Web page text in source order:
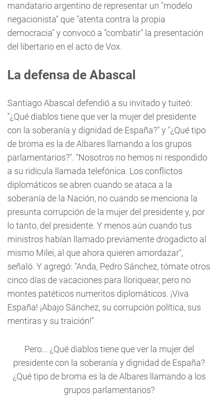
mandatario argentino de representar un "modelo
negacionista" que "atenta contra la propia
democracia" y convocó a "combatir" la presentación
del libertario en el acto de Vox.
La defensa de Abascal
Santiago Abascal defendió a su invitado y tuiteó:
"¿Qué diablos tiene que ver la mujer del presidente
con la soberanía y dignidad de España?" y "¿Qué tipo
de broma es la de Albares llamando a los grupos
parlamentarios?". "Nosotros no hemos ni respondido
a su ridícula llamada telefónica. Los conflictos
diplomáticos se abren cuando se ataca a la
soberanía de la Nación, no cuando se menciona la
presunta corrupción de la mujer del presidente y, por
lo tanto, del presidente. Y menos aún cuando tus
ministros habían llamado previamente drogadicto al
mismo Milei, al que ahora quieren amordazar",
señaló. Y agregó: "Anda, Pedro Sánchez, tómate otros
cinco días de vacaciones para lloriquear, pero no
montes patéticos numeritos diplomáticos. ¡Viva
España! ¡Abajo Sánchez, su corrupción política, sus
mentiras y su traición!"
Pero... ¿Qué diablos tiene que ver la mujer del
presidente con la soberanía y dignidad de España?
¿Qué tipo de broma es la de Albares llamando a los
grupos parlamentarios?